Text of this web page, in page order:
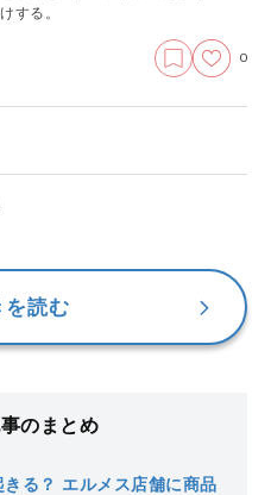
する。
0
を読む
のまとめ
る？ エルメス店舗に商品